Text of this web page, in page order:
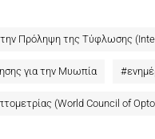
την Πρόληψη της Τύφλωσης
για την Μυωπία #
(World Council of